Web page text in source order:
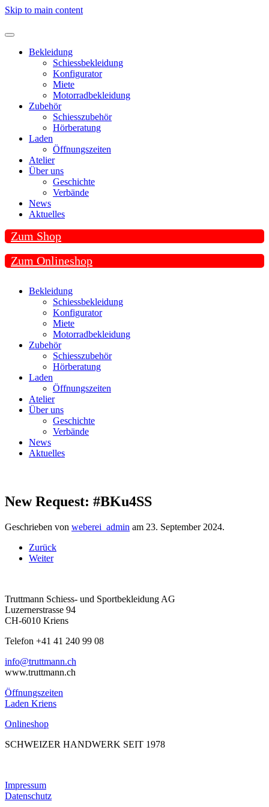
Skip to main content
Bekleidung
Schiessbekleidung
Konfigurator
Miete
Motorradbekleidung
Zubehör
Schiesszubehör
Hörberatung
Laden
Öffnungszeiten
Atelier
Über uns
Geschichte
Verbände
News
Aktuelles
Zum Shop
Zum Onlineshop
Bekleidung
Schiessbekleidung
Konfigurator
Miete
Motorradbekleidung
Zubehör
Schiesszubehör
Hörberatung
Laden
Öffnungszeiten
Atelier
Über uns
Geschichte
Verbände
News
Aktuelles
New Request: #BKu4SS
Geschrieben von weberei_admin am 23. September 2024.
Zurück
Weiter
Truttmann Schiess- und Sportbekleidung AG
Luzernerstrasse 94
CH-6010 Kriens
Telefon +41 41 240 99 08
hc.nnamtturt@ofni
www.truttmann.ch
Öffnungszeiten
Laden Kriens
Onlineshop
SCHWEIZER HANDWERK SEIT 1978
Impressum
Datenschutz